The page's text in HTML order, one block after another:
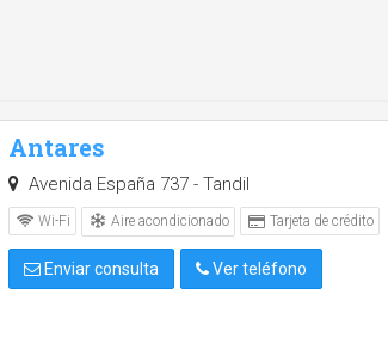
Antares
Avenida España 737 - Tandil
Wi-Fi Aire acondicionado Tarjeta de crédito
Enviar consulta Ver teléfono